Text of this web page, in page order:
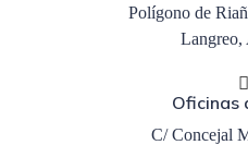
Polígono de
Langreo,
Oficinas
C/ Concejal